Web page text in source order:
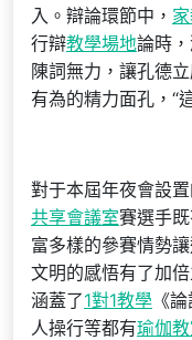
入。辯論環節中，
行辯教學場地論時
陳詞無力，讓孔德
有為的精力面孔，“
對于本屆年夜會設
共享會議室賽選手
富多樣的參賽情勢
文明的感悟有了加
涵蓋了1對1教學 《
人操行等都有瑜伽